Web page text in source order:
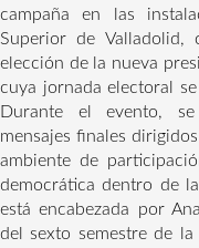
campaña en las
Superior de
elección de la nueva
cuya jornada electoral
Durante el evento,
mensajes finales
ambiente de
democrática dentro de
está encabezada por
del sexto semestre de